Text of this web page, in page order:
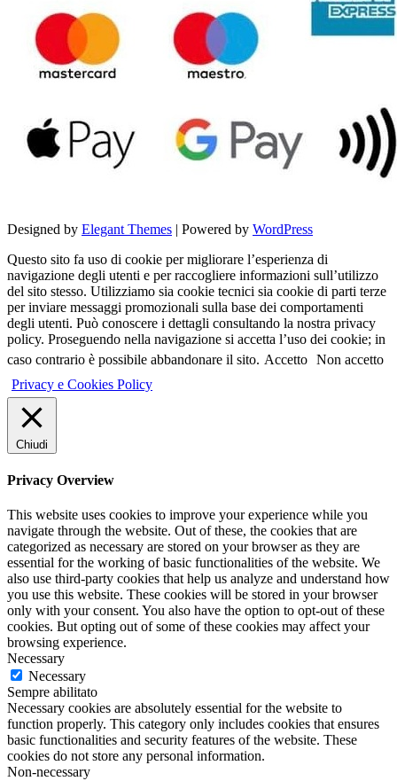
Designed by Elegant Themes | Powered by WordPress
Questo sito fa uso di cookie per migliorare l’esperienza di
navigazione degli utenti e per raccogliere informazioni sull’utilizzo
del sito stesso. Utilizziamo sia cookie tecnici sia cookie di parti terze
per inviare messaggi promozionali sulla base dei comportamenti
degli utenti. Può conoscere i dettagli consultando la nostra privacy
policy. Proseguendo nella navigazione si accetta l’uso dei cookie; in
caso contrario è possibile abbandonare il sito. Accetto Non accetto
Privacy e Cookies Policy
Chiudi
Privacy Overview
This website uses cookies to improve your experience while you
navigate through the website. Out of these, the cookies that are
categorized as necessary are stored on your browser as they are
essential for the working of basic functionalities of the website. We
also use third-party cookies that help us analyze and understand how
you use this website. These cookies will be stored in your browser
only with your consent. You also have the option to opt-out of these
cookies. But opting out of some of these cookies may affect your
browsing experience.
Necessary
Necessary
Sempre abilitato
Necessary cookies are absolutely essential for the website to
function properly. This category only includes cookies that ensures
basic functionalities and security features of the website. These
cookies do not store any personal information.
Non-necessary